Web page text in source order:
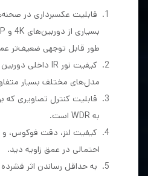
قابلیت عکسبرداری در
طور قابل توجهی ضعیف‌تر
کیفیت نور IR داخلی
مدل‌های مختلف بسیار
قابلیت‌ کنترل تصاویری که
به WDR است.
کیفیت لنز، دقت فوکوس،
احتمالی در عمق زاویه دید.
به حداقل رساندن اثر